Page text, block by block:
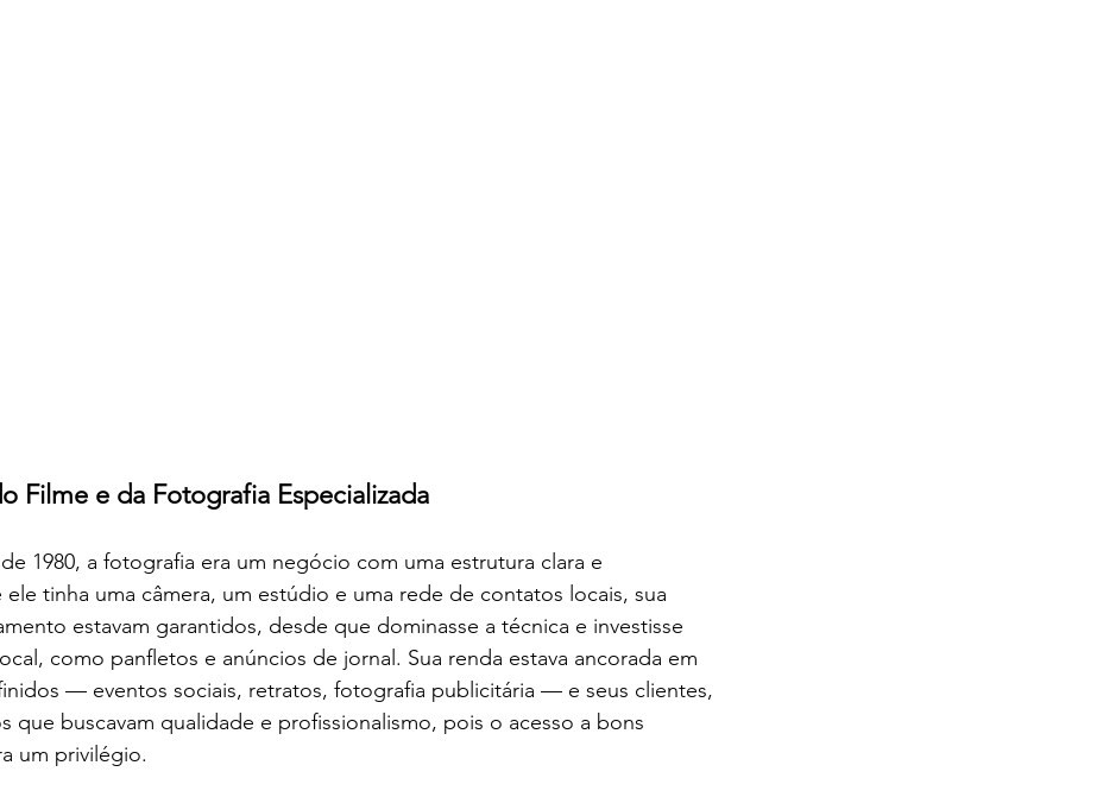
Filme e da Fotografia Especializada
1980, a fotografia era um negócio com uma estrutura clara e
ele tinha uma câmera, um estúdio e uma rede de contatos locais, sua
estavam garantidos, desde que dominasse a técnica e investisse
como panfletos e anúncios de jornal. Sua renda estava ancorada em
— eventos sociais, retratos, fotografia publicitária — e seus clientes,
que buscavam qualidade e profissionalismo, pois o acesso a bons
um privilégio.